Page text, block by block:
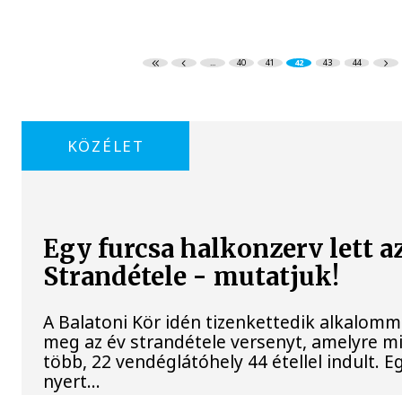
... 40 41 42 43 44
KÖZÉLET
Egy furcsa halkonzerv lett
Strandétele - mutatjuk!
A Balatoni Kör idén tizenkettedik
meg az év strandétele versenyt, amelyre
több, 22 vendéglátóhely 44 étellel indult.
nyert...